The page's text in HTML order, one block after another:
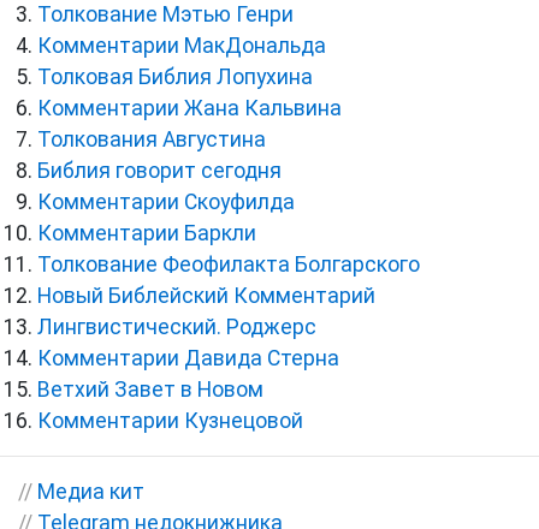
Толкование Мэтью Генри
Комментарии МакДональда
Толковая Библия Лопухина
Комментарии Жана Кальвина
Толкования Августина
Библия говорит сегодня
Комментарии Скоуфилда
Комментарии Баркли
Толкование Феофилакта Болгарского
Новый Библейский Комментарий
Лингвистический. Роджерс
Комментарии Давида Стерна
Ветхий Завет в Новом
Комментарии Кузнецовой
// Медиа кит
// Telegram недокнижника